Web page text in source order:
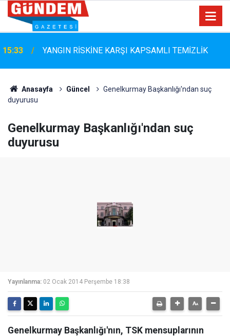
15:06
Marmaris Belediyespor'da Altyapıya Güçlü Takviye:
Mustafa Çolakoğlu ile Sözleşme İmzalandı
Anasayfa Güncel
Genelkurmay Başkanlığı'ndan suç
duyurusu
Genelkurmay Başkanlığı'ndan suç
duyurusu
Yayınlanma: 02 Ocak 2014 Perşembe 18:38
Genelkurmay Başkanlığı'nın, TSK mensuplarının